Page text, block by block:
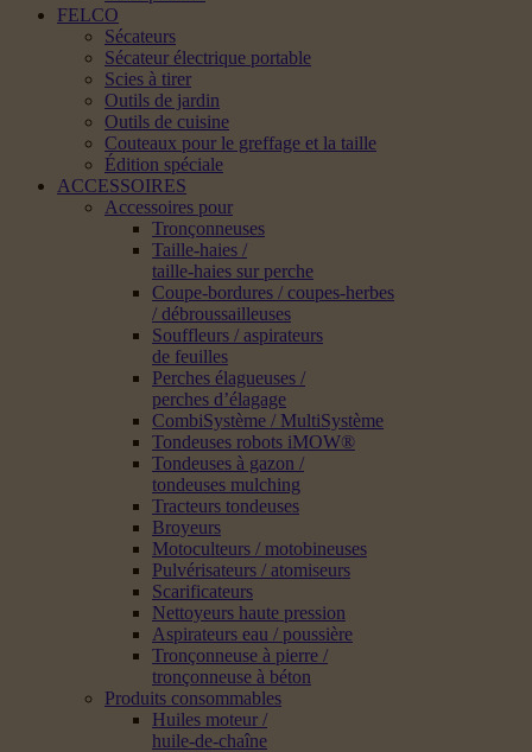
FELCO
Sécateurs
Sécateur électrique portable
Scies à tirer
Outils de jardin
Outils de cuisine
Couteaux pour le greffage et la taille
Édition spéciale
ACCESSOIRES
Accessoires pour
Tronçonneuses
Taille-haies /
taille-haies sur perche
Coupe-bordures / coupes-herbes
/ débroussailleuses
Souffleurs / aspirateurs
de feuilles
Perches élagueuses /
perches d’élagage
CombiSystème / MultiSystème
Tondeuses robots iMOW®
Tondeuses à gazon /
tondeuses mulching
Tracteurs tondeuses
Broyeurs
Motoculteurs / motobineuses
Pulvérisateurs / atomiseurs
Scarificateurs
Nettoyeurs haute pression
Aspirateurs eau / poussière
Tronçonneuse à pierre /
tronçonneuse à béton
Produits consommables
Huiles moteur /
huile-de-chaîne